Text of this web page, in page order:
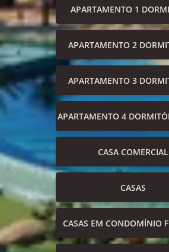
APARTAMENTO 1
APARTAMENTO 2
APARTAMENTO 3
APARTAMENTO 4
CASA COMERCIAL
CASAS
CASAS EM CONDOMÍNIO